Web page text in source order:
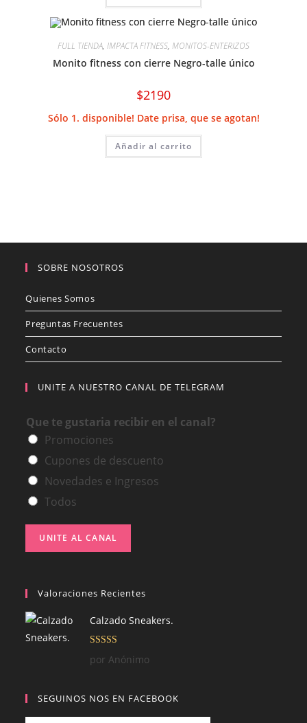
FULL TIENDA, IMPACTA FITNESS, MONITOS-ENTERIZOS
Monito fitness con cierre Negro-talle único
$2190
Sólo 1. disponible! Date prisa, que se agotan!
Añadir al carrito
SOBRE NOSOTROS
Quienes Somos
Preguntas Frecuentes
Contacto
UNITE A NUESTRO CANAL DE TELEGRAM
Que te gustaria recibir en el canal?
Promociones
Cupones de descuento
Novedades e Ingresos
Todos
UNITE AL CANAL
Valoraciones Recientes
Calzado Sneakers.
Valorado con
5
por Anónimo
SEGUINOS NOS EN FACEBOOK